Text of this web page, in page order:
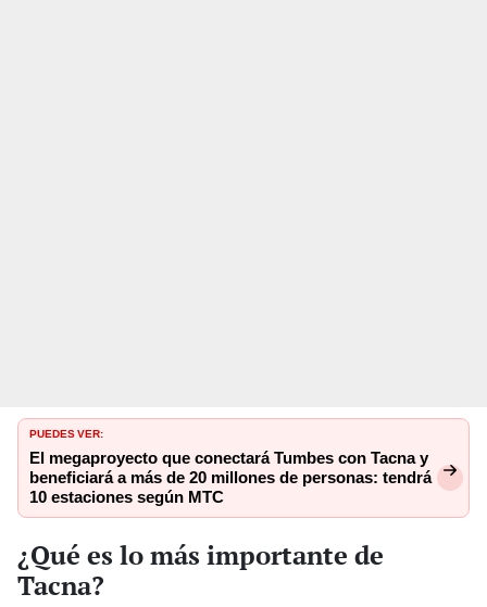
PUEDES VER:
El megaproyecto que conectará Tumbes con Tacna y
beneficiará a más de 20 millones de personas: tendrá
10 estaciones según MTC
¿Qué es lo más importante de
Tacna?